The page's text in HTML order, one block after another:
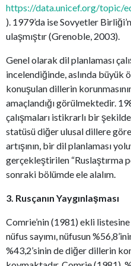
https://data.unicef.org/topic/
). 1979’da ise Sovyetler
ulaşmıştır (Grenoble, 2003).
Genel olarak dil planlaması
incelendiğinde, aslında büyük
konuşulan dillerin
amaçlandığı görülmektedir.
çalışmaları istikrarlı bir
statüsü diğer ulusal dillere
artışının, bir dil planlaması
gerçekleştirilen “Ruslaştırma
sonraki bölümde ele alalım.
3. Rusçanın Yaygınlaşması
Comrie’nin (1981) ekli
nüfus sayımı, nüfusun
%43,2’sinin de diğer dillerin